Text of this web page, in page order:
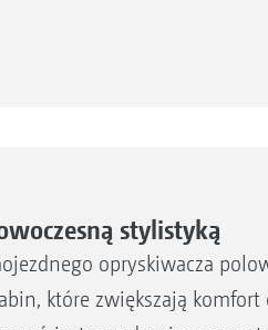
stylistyką
opryskiwacza
które zwiększają komfort